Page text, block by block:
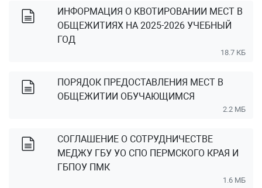
ИНФОРМАЦИЯ О КВОТИРОВАНИИ МЕСТ В
ОБЩЕЖИТИЯХ НА 2025-2026 УЧЕБНЫЙ
ГОД
18.7 КБ
ПОРЯДОК ПРЕДОСТАВЛЕНИЯ МЕСТ В
ОБЩЕЖИТИИ ОБУЧАЮЩИМСЯ
2.2 МБ
СОГЛАШЕНИЕ О СОТРУДНИЧЕСТВЕ
МЕДЖУ ГБУ УО СПО ПЕРМСКОГО КРАЯ И
ГБПОУ ПМК
1.6 МБ